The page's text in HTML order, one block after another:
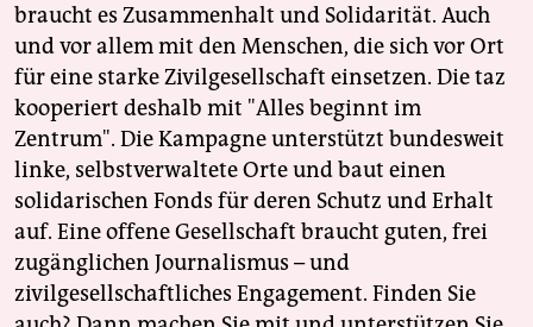
braucht es Zusammenhalt und Solidarität. Auch
und vor allem mit den Menschen, die sich vor Ort
für eine starke Zivilgesellschaft einsetzen. Die taz
kooperiert deshalb mit "Alles beginnt im
Zentrum". Die Kampagne unterstützt bundesweit
linke, selbstverwaltete Orte und baut einen
solidarischen Fonds für deren Schutz und Erhalt
auf. Eine offene Gesellschaft braucht guten, frei
zugänglichen Journalismus – und
zivilgesellschaftliches Engagement. Finden Sie